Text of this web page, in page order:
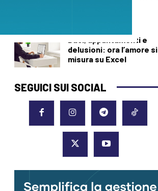
Baci, appuntamenti e
delusioni: ora l’amore si
misura su Excel
SEGUICI SUI SOCIAL